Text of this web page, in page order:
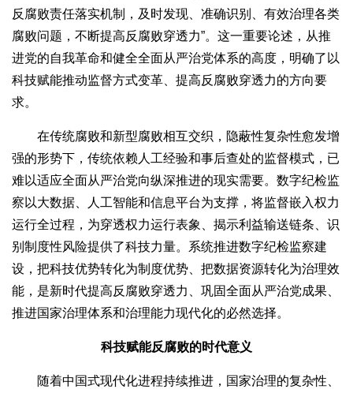
反腐败责任落实机制，及时发现、准确识别、有效治理各类
腐败问题，不断提高反腐败穿透力”。这一重要论述，从推
进党的自我革命和健全全面从严治党体系的高度，明确了以
科技赋能推动监督方式变革、提高反腐败穿透力的方向要
求。
在传统腐败和新型腐败相互交织，隐蔽性复杂性愈发增
强的形势下，传统依赖人工经验和事后查处的监督模式，已
难以适应全面从严治党向纵深推进的现实需要。数字纪检监
察以大数据、人工智能和信息平台为支撑，将监督嵌入权力
运行全过程，为穿透权力运行表象、揭示利益输送链条、识
别制度性风险提供了科技力量。系统推进数字纪检监察建
设，把科技优势转化为制度优势、把数据资源转化为治理效
能，是新时代提高反腐败穿透力、巩固全面从严治党成果、
推进国家治理体系和治理能力现代化的必然选择。
科技赋能反腐败的时代意义
随着中国式现代化进程持续推进，国家治理的复杂性、